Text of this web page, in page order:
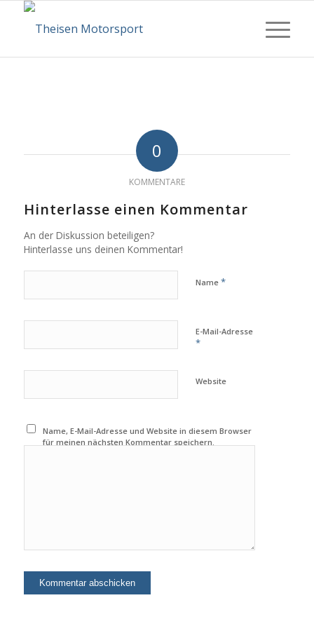
0
KOMMENTARE
Hinterlasse einen Kommentar
An der Diskussion beteiligen?
Hinterlasse uns deinen Kommentar!
Name *
E-Mail-Adresse
*
Website
Name, E-Mail-Adresse und Website in diesem Browser
für meinen nächsten Kommentar speichern.